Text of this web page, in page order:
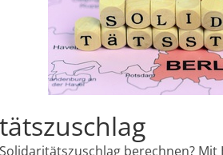
berechnen?